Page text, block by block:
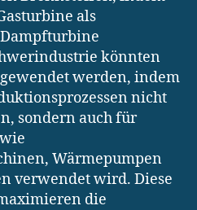
als
könnten
werden, indem
nicht
sondern auch für
Wärmepumpen
verwendet wird. Diese
die